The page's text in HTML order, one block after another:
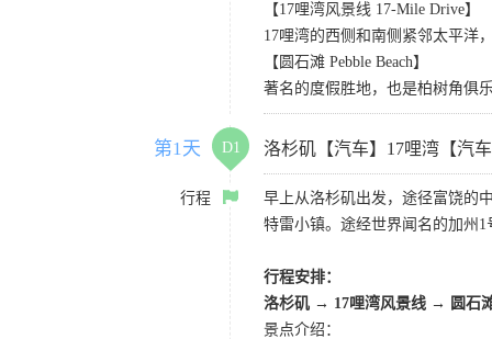
【17哩湾风景线 17-Mile Drive】
17哩湾的西侧和南侧紧邻太平洋
【圆石滩 Pebble Beach】
著名的度假胜地，也是柏树角俱
第1天 D1 洛杉矶【汽车】17哩湾【汽
行程
早上从洛杉矶出发，途径富饶的
特雷小镇。途经世界闻名的加州
行程安排：
洛杉矶 → 17哩湾风景线 → 圆石
景点介绍：